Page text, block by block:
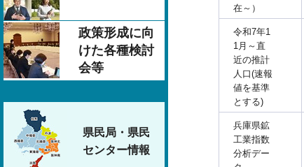
政策形成に向
けた各種検討
会等
県民局・県民
センター情報
在～）
令和7年1
1月～直
近の推計
人口(速報
値を基準
とする)
兵庫県鉱
工業指数
分析デー